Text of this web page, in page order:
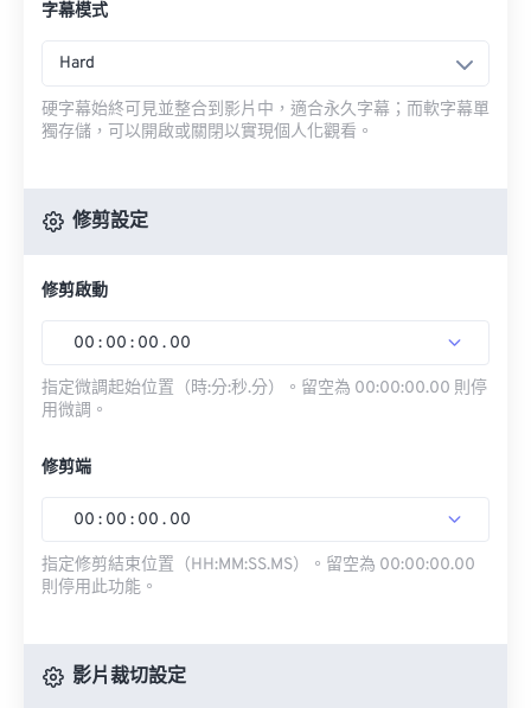
字幕模式
Hard
硬字幕始終可見並整合到影片中，適合永久字幕；而軟字幕單
獨存儲，可以開啟或關閉以實現個人化觀看。
修剪設定
修剪啟動
00 : 00 : 00 . 00
指定微調起始位置（時:分:秒.分）。留空為 00:00:00.00 則停
用微調。
修剪端
00 : 00 : 00 . 00
指定修剪結束位置（HH:MM:SS.MS）。留空為 00:00:00.00
則停用此功能。
影片裁切設定